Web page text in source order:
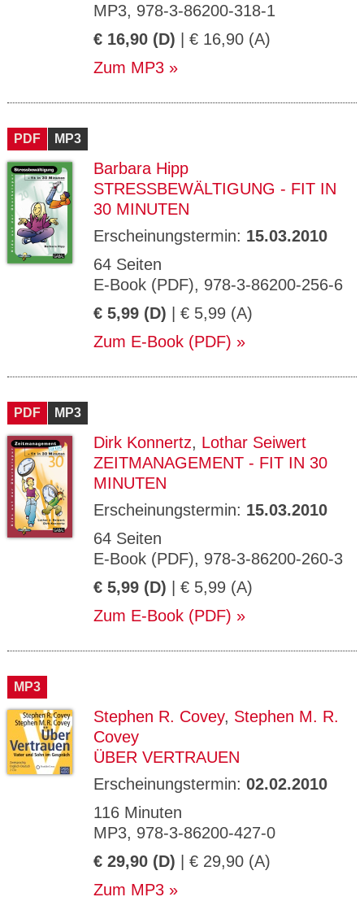
MP3, 978-3-86200-318-1
€ 16,90 (D) | € 16,90 (A)
Zum MP3
PDF MP3
Barbara Hipp
STRESSBEWÄLTIGUNG - FIT IN
30 MINUTEN
Erscheinungstermin: 15.03.2010
64 Seiten
E-Book (PDF), 978-3-86200-256-6
€ 5,99 (D) | € 5,99 (A)
Zum E-Book (PDF)
PDF MP3
Dirk Konnertz, Lothar Seiwert
ZEITMANAGEMENT - FIT IN 30
MINUTEN
Erscheinungstermin: 15.03.2010
64 Seiten
E-Book (PDF), 978-3-86200-260-3
€ 5,99 (D) | € 5,99 (A)
Zum E-Book (PDF)
MP3
Stephen R. Covey, Stephen M. R.
Covey
ÜBER VERTRAUEN
Erscheinungstermin: 02.02.2010
116 Minuten
MP3, 978-3-86200-427-0
€ 29,90 (D) | € 29,90 (A)
Zum MP3